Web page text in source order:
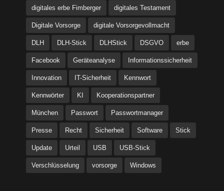
digitales erbe Fimberger digitales Testament
Digitale Vorsorge digitale Vorsorgevollmacht
DLH DLH-Stick DLHStick DSGVO erbe
Facebook Geräteanalyse Informationssicherheit
Innovation IT-Sicherheit Kennwort
Kennwörter KI Kooperationspartner
München Passwort Passwortmanager
Presse Recht Sicherheit Software Stick
Update Urteil USB USB-Stick
Verschlüsselung vorsorge Windows